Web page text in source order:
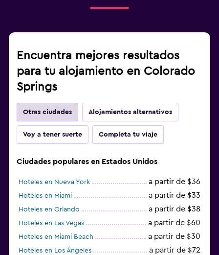
Encuentra mejores resultados
para tu alojamiento en Colorado
Springs
Otras ciudades Alojamientos alternativos
Voy a tener suerte Completa tu viaje
Ciudades populares en Estados Unidos
Hoteles en Nueva York a partir de $36
Hoteles en Miami a partir de $33
Hoteles en Orlando a partir de $38
Hoteles en Las Vegas a partir de $60
Hoteles en Miami Beach a partir de $30
Hoteles en Los Ángeles a partir de $72